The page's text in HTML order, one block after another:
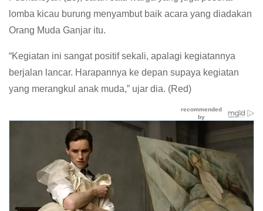
lomba kicau burung menyambut baik acara yang diadakan
Orang Muda Ganjar itu.
“Kegiatan ini sangat positif sekali, apalagi kegiatannya
berjalan lancar. Harapannya ke depan supaya kegiatan
yang merangkul anak muda,” ujar dia. (Red)